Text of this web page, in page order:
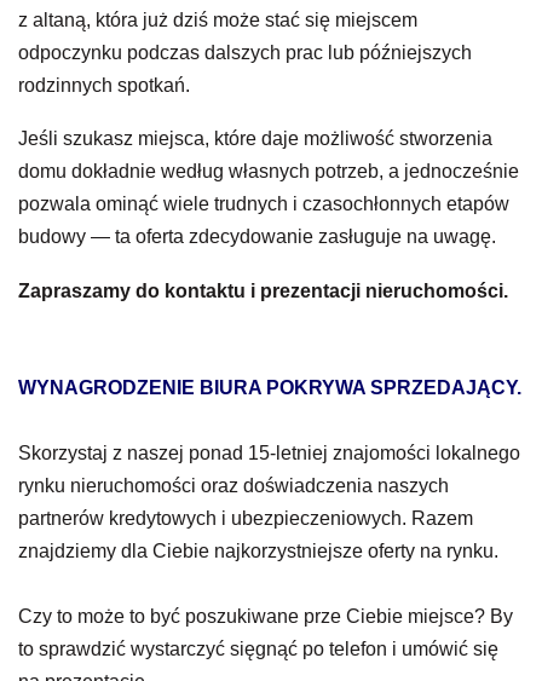
z altaną, która już dziś może stać się miejscem
odpoczynku podczas dalszych prac lub późniejszych
rodzinnych spotkań.
Jeśli szukasz miejsca, które daje możliwość stworzenia
domu dokładnie według własnych potrzeb, a jednocześnie
pozwala ominąć wiele trudnych i czasochłonnych etapów
budowy — ta oferta zdecydowanie zasługuje na uwagę.
Zapraszamy do kontaktu i prezentacji nieruchomości.
WYNAGRODZENIE BIURA POKRYWA SPRZEDAJĄCY.
Skorzystaj z naszej ponad 15-letniej znajomości lokalnego
rynku nieruchomości oraz doświadczenia naszych
partnerów kredytowych i ubezpieczeniowych. Razem
znajdziemy dla Ciebie najkorzystniejsze oferty na rynku.
Czy to może to być poszukiwane prze Ciebie miejsce? By
to sprawdzić wystarczyć sięgnąć po telefon i umówić się